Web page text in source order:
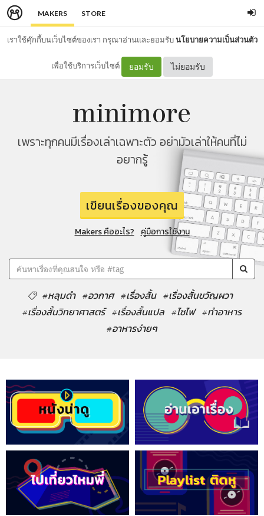
MAKERS STORE
เราใช้คุ๊กกี้บนเว็บไซต์ของเรา กรุณาอ่านและยอมรับนโยบายความเป็นส่วนตัว
เพื่อใช้บริการเว็บไซต์ ยอมรับ ไม่ยอมรับ
เพราะทุกคนมีเรื่องเล่าเฉพาะตัว อย่ามัวเล่าให้คนที่ไม่
อยากรู้
เขียนเรื่องของคุณ
Makers คืออะไร? คู่มือการใช้งาน
#หลุมดำ #อวกาศ #เรื่องสั้น #เรื่องสั้นขวัญผวา
#เรื่องสั้นวิทยาศาสตร์ #เรื่องสั้นแปล #ไซไฟ #ทำอาหาร
#อาหารง่ายๆ